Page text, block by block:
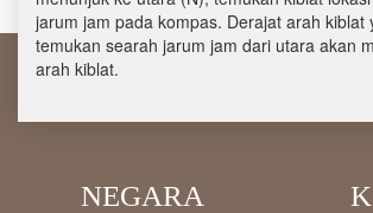
jarum jam pada kompas. Derajat arah kiblat
temukan searah jarum jam dari utara akan
arah kiblat.
NEGARA